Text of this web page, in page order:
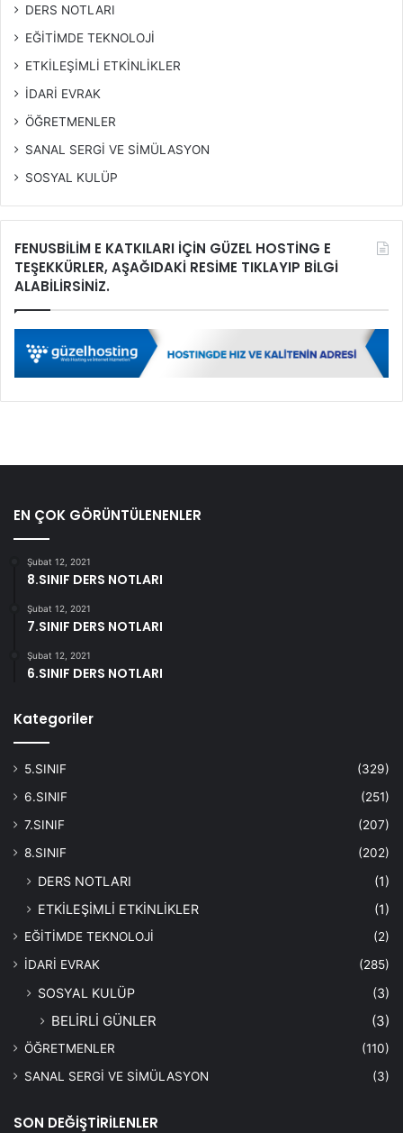
DERS NOTLARI
EĞİTİMDE TEKNOLOJİ
ETKİLEŞİMLİ ETKİNLİKLER
İDARİ EVRAK
ÖĞRETMENLER
SANAL SERGİ VE SİMÜLASYON
SOSYAL KULÜP
FENUSBİLİM E KATKILARI İÇİN GÜZEL HOSTİNG E
TEŞEKKÜRLER, AŞAĞIDAKİ RESİME TIKLAYIP BİLGİ
ALABİLİRSİNİZ.
EN ÇOK GÖRÜNTÜLENENLER
Şubat 12, 2021
8.SINIF DERS NOTLARI
Şubat 12, 2021
7.SINIF DERS NOTLARI
Şubat 12, 2021
6.SINIF DERS NOTLARI
Kategoriler
5.SINIF
(329)
6.SINIF
(251)
7.SINIF
(207)
8.SINIF
(202)
DERS NOTLARI
(1)
ETKİLEŞİMLİ ETKİNLİKLER
(1)
EĞİTİMDE TEKNOLOJİ
(2)
İDARİ EVRAK
(285)
SOSYAL KULÜP (3)
BELİRLİ GÜNLER (3)
ÖĞRETMENLER
(110)
SANAL SERGİ VE SİMÜLASYON
(3)
SON DEĞİŞTİRİLENLER